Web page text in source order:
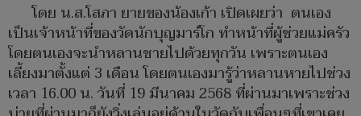
โดย น.ส.โสภา ยายของน้องเก้า เปิดเผยว่า ตนเอง
เป็นเจ้าหน้าที่ของวัดนักบุญมาร์โก ทำหน้าที่ผู้ช่วยแม่ครัว
โดยตนเองจะนำหลานชายไปด้วยทุกวัน เพราะตนเอง
เลี้ยงมาตั้งแต่ 3 เดือน โดยตนเองมารู้ว่าหลานหายไปช่วง
เวลา 16.00 น. วันที่ 19 มีนาคม 2568 ที่ผ่านมาเพราะช่วง